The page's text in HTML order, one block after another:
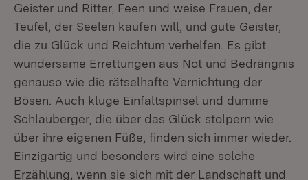
Geister und Ritter, Feen und weise Frauen, der
Teufel, der Seelen kaufen will, und gute Geister,
die zu Glück und Reichtum verhelfen. Es gibt
wundersame Errettungen aus Not und Bedrängnis
genauso wie die rätselhafte Vernichtung der
Bösen. Auch kluge Einfaltspinsel und dumme
Schlauberger, die über das Glück stolpern wie
über ihre eigenen Füße, finden sich immer wieder.
Einzigartig und besonders wird eine solche
Erzählung, wenn sie sich mit der Landschaft und